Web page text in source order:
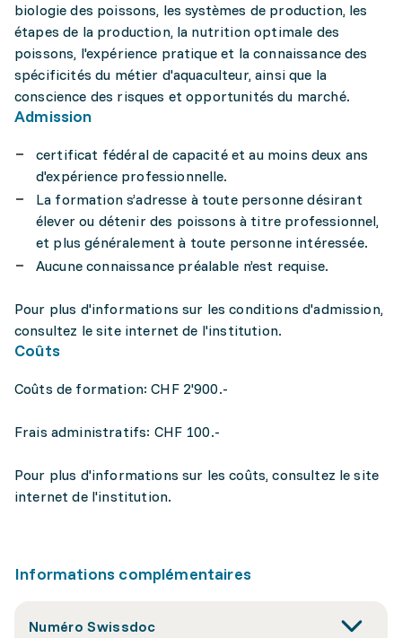
biologie des poissons, les systèmes de production, les
étapes de la production, la nutrition optimale des
poissons, l'expérience pratique et la connaissance des
spécificités du métier d'aquaculteur, ainsi que la
conscience des risques et opportunités du marché.
Admission
certificat fédéral de capacité et au moins deux ans
d'expérience professionnelle.
La formation s’adresse à toute personne désirant
élever ou détenir des poissons à titre professionnel,
et plus généralement à toute personne intéressée.
Aucune connaissance préalable n’est requise.
Pour plus d'informations sur les conditions d'admission,
consultez le site internet de l'institution.
Coûts
Coûts de formation: CHF 2'900.-
Frais administratifs: CHF 100.-
Pour plus d'informations sur les coûts, consultez le site
internet de l'institution.
Informations complémentaires
Numéro Swissdoc